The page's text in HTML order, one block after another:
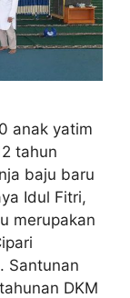
anak yatim
tahun
baju baru
Idul Fitri,
merupakan
Santunan
DKM